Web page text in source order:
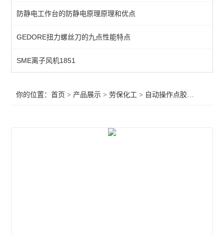
点胶机
工作鞋
防静电工作台的防静电原理原理和优点
GEDORE扭力螺丝刀的九点性能特点
SME离子风机1851
你的位置：首页 > 产品展示 >劳保化工 > 自动操作点胶机